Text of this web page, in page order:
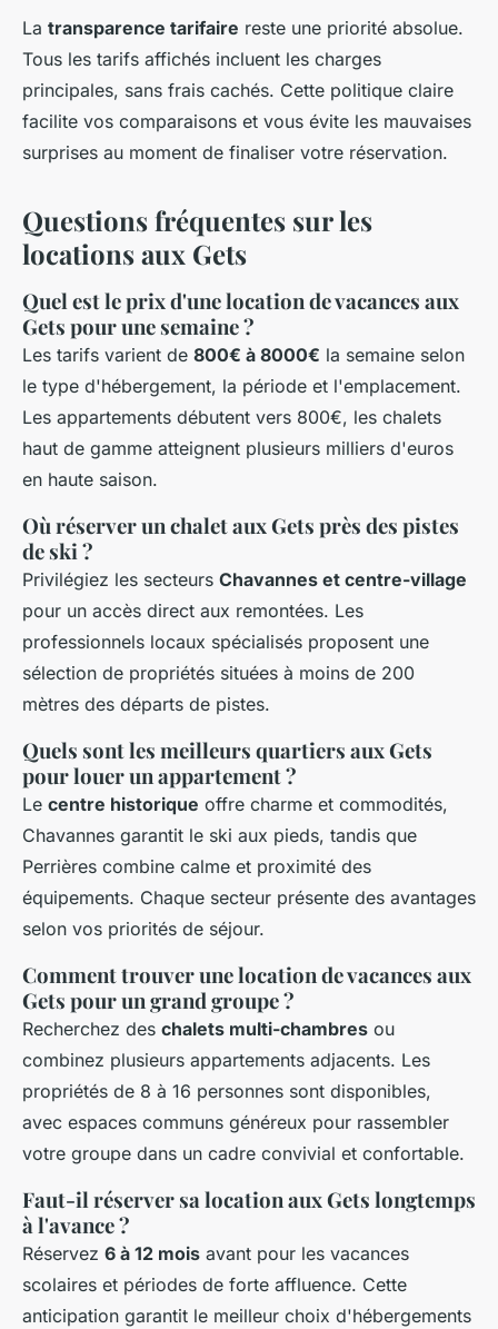
La transparence tarifaire reste une priorité absolue.
Tous les tarifs affichés incluent les charges
principales, sans frais cachés. Cette politique claire
facilite vos comparaisons et vous évite les mauvaises
surprises au moment de finaliser votre réservation.
Questions fréquentes sur les
locations aux Gets
Quel est le prix d'une location de vacances aux
Gets pour une semaine ?
Les tarifs varient de 800€ à 8000€ la semaine selon
le type d'hébergement, la période et l'emplacement.
Les appartements débutent vers 800€, les chalets
haut de gamme atteignent plusieurs milliers d'euros
en haute saison.
Où réserver un chalet aux Gets près des pistes
de ski ?
Privilégiez les secteurs Chavannes et centre-village
pour un accès direct aux remontées. Les
professionnels locaux spécialisés proposent une
sélection de propriétés situées à moins de 200
mètres des départs de pistes.
Quels sont les meilleurs quartiers aux Gets
pour louer un appartement ?
Le centre historique offre charme et commodités,
Chavannes garantit le ski aux pieds, tandis que
Perrières combine calme et proximité des
équipements. Chaque secteur présente des avantages
selon vos priorités de séjour.
Comment trouver une location de vacances aux
Gets pour un grand groupe ?
Recherchez des chalets multi-chambres ou
combinez plusieurs appartements adjacents. Les
propriétés de 8 à 16 personnes sont disponibles,
avec espaces communs généreux pour rassembler
votre groupe dans un cadre convivial et confortable.
Faut-il réserver sa location aux Gets longtemps
à l'avance ?
Réservez 6 à 12 mois avant pour les vacances
scolaires et périodes de forte affluence. Cette
anticipation garantit le meilleur choix d'hébergements